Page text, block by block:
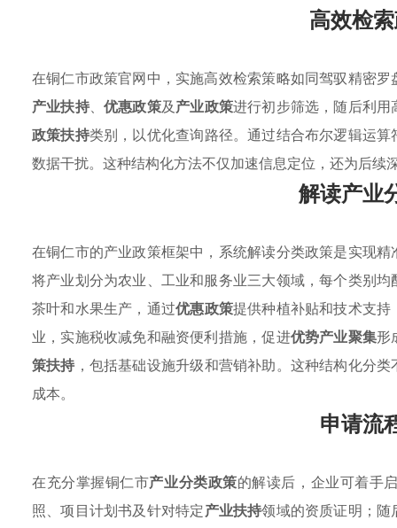
高效检
在铜仁市政策官网中，实施高效检索策略如同驾驭精密
产业扶持、优惠政策及产业政策进行初步筛选，随后利
政策扶持类别，以优化查询路径。通过结合布尔逻辑运
数据干扰。这种结构化方法不仅加速信息定位，还为后
解读产业
在铜仁市的产业政策框架中，系统解读分类政策是实现
将产业划分为农业、工业和服务业三大领域，每个类别均
茶叶和水果生产，通过优惠政策提供种植补贴和技术支
业，实施税收减免和融资便利措施，促进优势产业聚集形
策扶持 ，包括基础设施升级和营销补助。这种结构化分
成本。
申请流
在充分掌握铜仁市产业分类政策的解读后，企业可着手
照、项目计划书及针对特定产业扶持领域的资质证明；